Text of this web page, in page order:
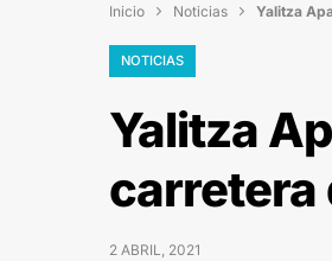
Inicio  Noticias  Yalitza
NOTICIAS
Yalitza
carretera
2 ABRIL, 2021